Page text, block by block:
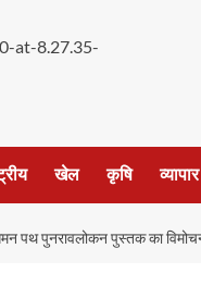
खेल कृषि व्यापार
पथ पुनरावलोकन पुस्तक का